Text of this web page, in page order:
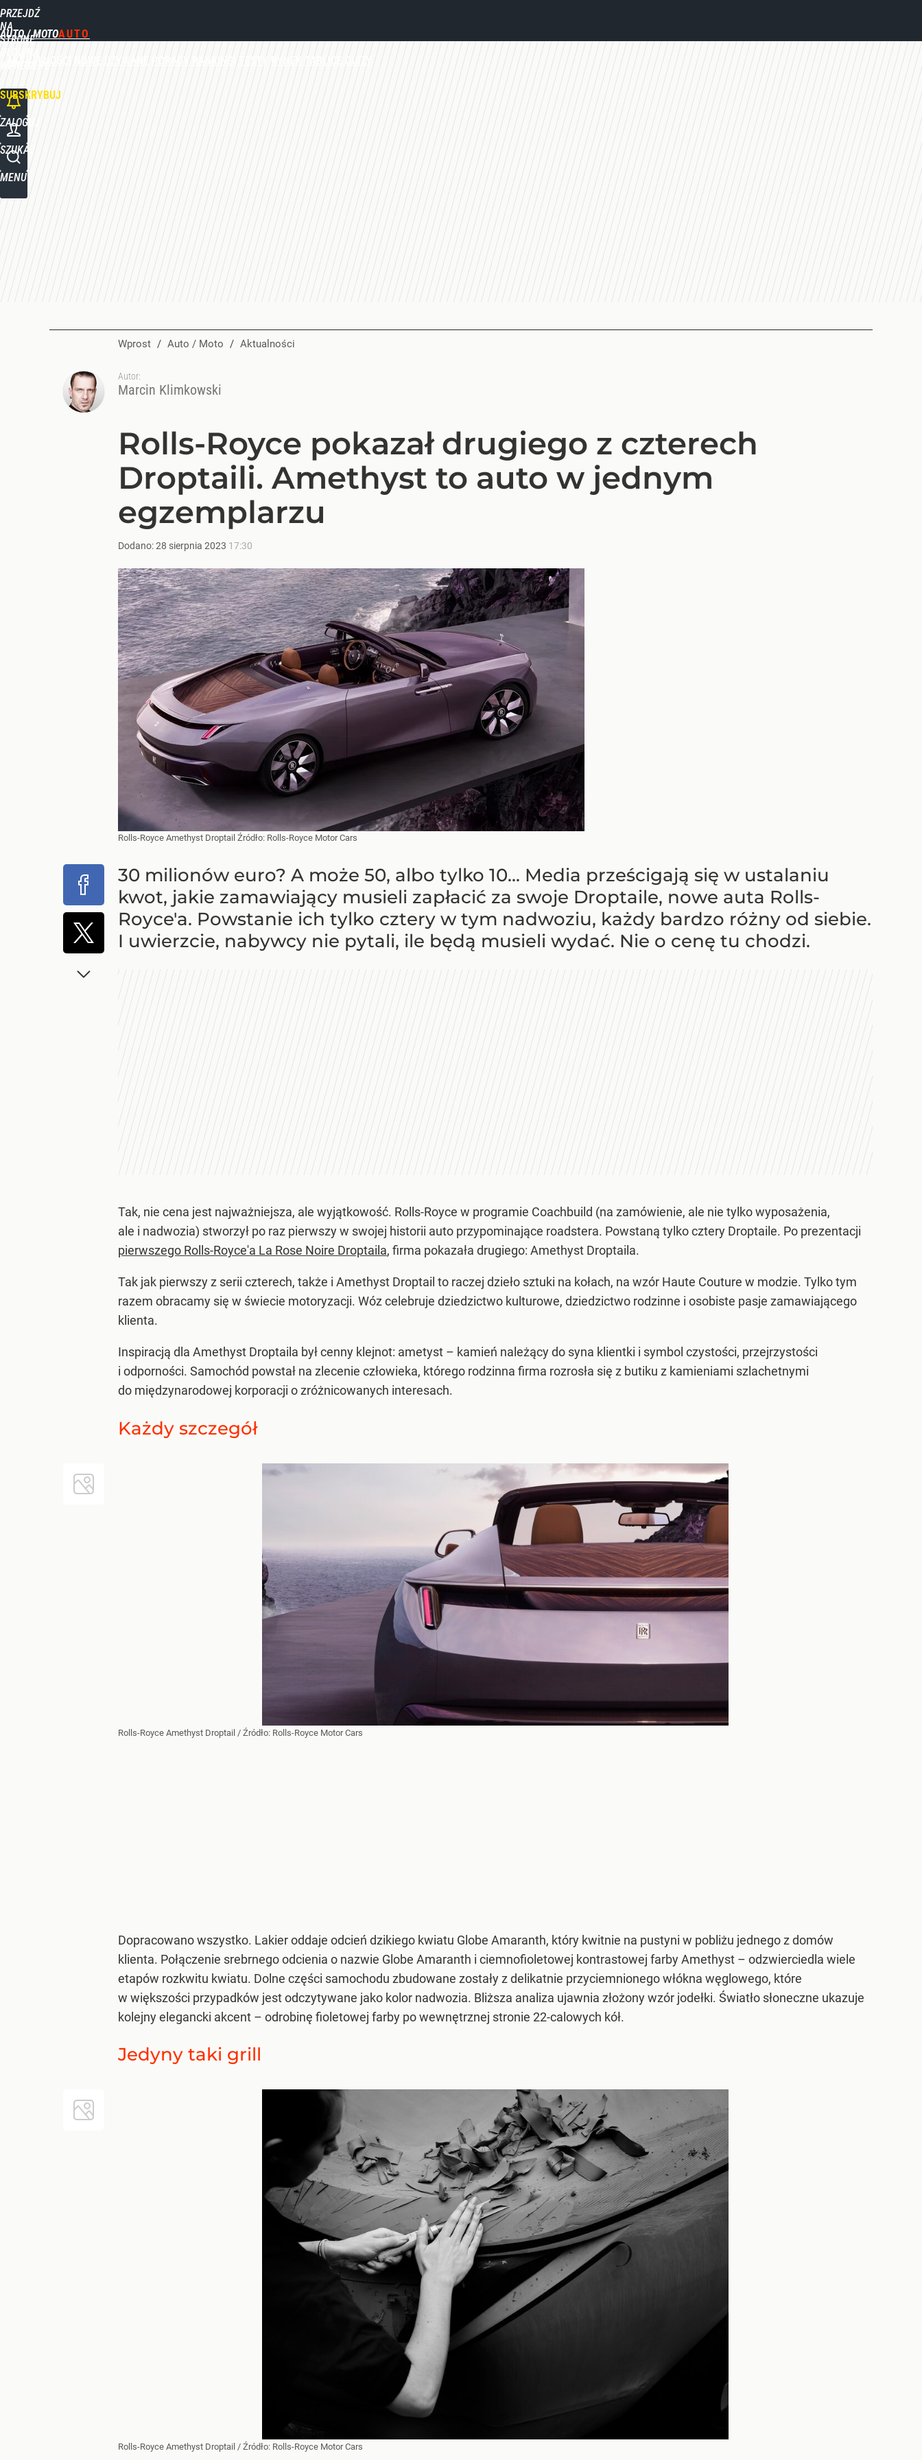
PRZEJDŹ
NA
STRONĘ
GŁÓWNĄ
WPROST.PL
AUTO / MOTO
AKTUALNOŚCI NOWE UŻYWANE PORADY RANKINGI TESTY RYNEK TABLICE QUIZY
SUBSKRYBUJ
ZALOGUJ
SZUKAJ
MENU
Wprost / Auto / Moto / Aktualności
Autor:
Marcin Klimkowski
Rolls-Royce pokazał drugiego z czterech
Droptaili. Amethyst to auto w jednym
egzemplarzu
Dodano:28 sierpnia 2023 17:30
Rolls-Royce Amethyst Droptail Źródło: Rolls-Royce Motor Cars
30 milionów euro? A może 50, albo tylko 10... Media prześcigają się w ustalaniu
kwot, jakie zamawiający musieli zapłacić za swoje Droptaile, nowe auta Rolls-
Royce'a. Powstanie ich tylko cztery w tym nadwoziu, każdy bardzo różny od siebie.
I uwierzcie, nabywcy nie pytali, ile będą musieli wydać. Nie o cenę tu chodzi.
Tak, nie cena jest najważniejsza, ale wyjątkowość. Rolls-Royce w programie Coachbuild (na zamówienie, ale nie tylko wyposażenia,
ale i nadwozia) stworzył po raz pierwszy w swojej historii auto przypominające roadstera. Powstaną tylko cztery Droptaile. Po prezentacji
pierwszego Rolls-Royce'a La Rose Noire Droptaila, firma pokazała drugiego: Amethyst Droptaila.
Tak jak pierwszy z serii czterech, także i Amethyst Droptail to raczej dzieło sztuki na kołach, na wzór Haute Couture w modzie. Tylko tym
razem obracamy się w świecie motoryzacji. Wóz celebruje dziedzictwo kulturowe, dziedzictwo rodzinne i osobiste pasje zamawiającego
klienta.
Inspiracją dla Amethyst Droptaila był cenny klejnot: ametyst – kamień należący do syna klientki i symbol czystości, przejrzystości
i odporności. Samochód powstał na zlecenie człowieka, którego rodzinna firma rozrosła się z butiku z kamieniami szlachetnymi
do międzynarodowej korporacji o zróżnicowanych interesach.
Każdy szczegół
Rolls-Royce Amethyst Droptail / Źródło: Rolls-Royce Motor Cars
Dopracowano wszystko. Lakier oddaje odcień dzikiego kwiatu Globe Amaranth, który kwitnie na pustyni w pobliżu jednego z domów
klienta. Połączenie srebrnego odcienia o nazwie Globe Amaranth i ciemnofioletowej kontrastowej farby Amethyst – odzwierciedla wiele
etapów rozkwitu kwiatu. Dolne części samochodu zbudowane zostały z delikatnie przyciemnionego włókna węglowego, które
w większości przypadków jest odczytywane jako kolor nadwozia. Bliższa analiza ujawnia złożony wzór jodełki. Światło słoneczne ukazuje
kolejny elegancki akcent – odrobinę fioletowej farby po wewnętrznej stronie 22-calowych kół.
Jedyny taki grill
Rolls-Royce Amethyst Droptail / Źródło: Rolls-Royce Motor Cars